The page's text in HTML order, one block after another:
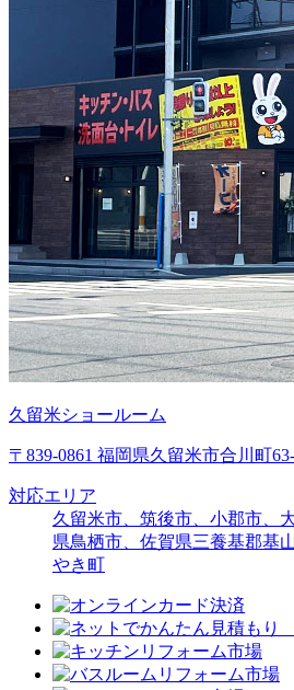
久留米ショールーム
〒839-0861 福岡県久留米市合川町
対応エリア
久留米市、筑後市、小郡市、
県鳥栖市、佐賀県三養基郡基
やき町